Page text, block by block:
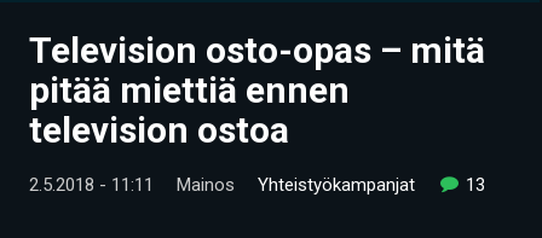
UUTISET
ARTIKKELIT
VIDEOT
Television osto-opas – mitä
pitää miettiä ennen
television ostoa
2.5.2018 - 11:11 Mainos Yhteistyökampanjat 13